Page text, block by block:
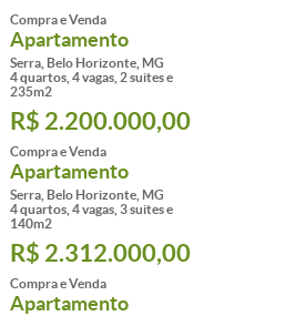
Compra e Venda
Apartamento
Serra, Belo Horizonte, MG
4 quartos, 4 vagas, 2 suites e
235m2
R$ 2.200.000,00
Compra e Venda
Apartamento
Serra, Belo Horizonte, MG
4 quartos, 4 vagas, 3 suites e
140m2
R$ 2.312.000,00
Compra e Venda
Apartamento